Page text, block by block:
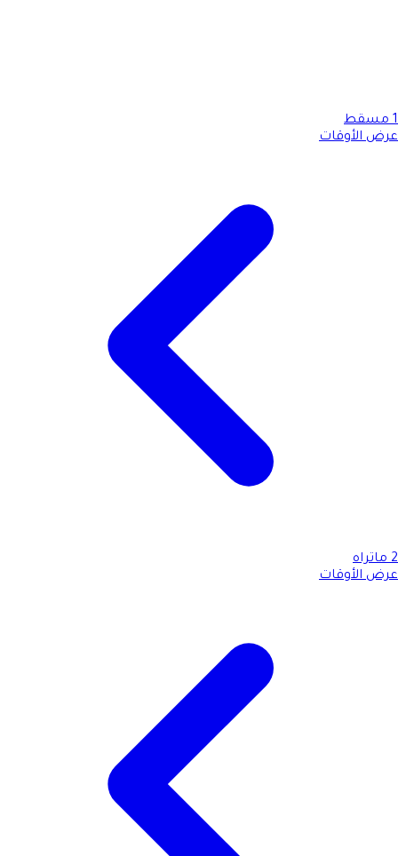
1 مسقط
عرض الأوقات
2 ماتراه
عرض الأوقات